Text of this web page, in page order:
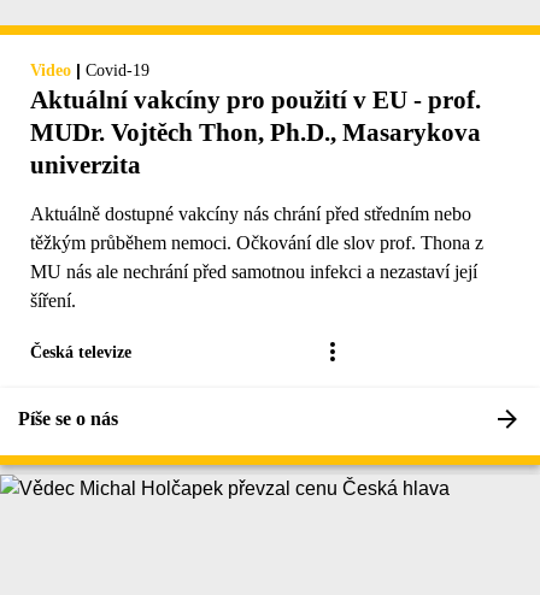
Video | Covid-19
Aktuální vakcíny pro použití v EU - prof.
MUDr. Vojtěch Thon, Ph.D., Masarykova
univerzita
Aktuálně dostupné vakcíny nás chrání před středním nebo
těžkým průběhem nemoci. Očkování dle slov prof. Thona z
MU nás ale nechrání před samotnou infekci a nezastaví její
šíření.
Česká televize
Píše se o nás